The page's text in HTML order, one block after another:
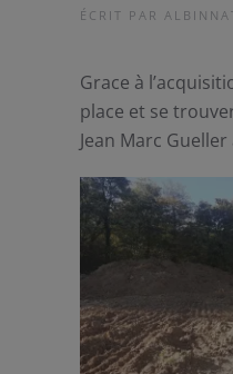
ÉCRIT PAR
Grace à
place et se
Jean Marc